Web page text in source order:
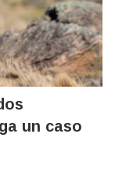
un caso